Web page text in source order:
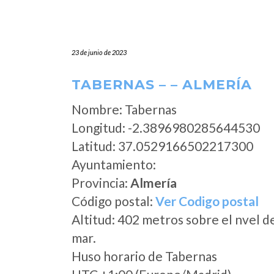
23 de junio de 2023
TABERNAS – – ALMERÍA
Nombre: Tabernas
Longitud: -2.3896980285644530
Latitud: 37.0529166502217300
Ayuntamiento:
Provincia: Almería
Código postal: Ver Codigo postal
Altitud: 402 metros sobre el nvel
mar.
Huso horario de Tabernas